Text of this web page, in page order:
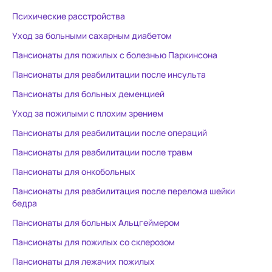
всегда ответят, всегда помнят
все и про всех. В самом
Приветливый и вежливый
персонал. О своих подопечных
сотрудники данного пансионата
нас ни разу не возникло ни тени
сомнения ,что мы сделали
неверный выбор. Мы искренне
пансионата и его руководителю
за то, что мы точно можем не
беспокоиться за нашу бабушку,
мы знаем точно что ей там
присмотром, о ней позаботятся.
Спасибо
Психические расстройства
Уход за больными сахарным диабетом
Пансионаты для пожилых с болезнью Паркинсона
Пансионаты для реабилитации после инсульта
Пансионаты для больных деменцией
Уход за пожилыми с плохим зрением
Пансионаты для реабилитации после операций
Пансионаты для реабилитации после травм
Пансионаты для онкобольных
Пансионаты для реабилитация после перелома шейки
бедра
Пансионаты для больных Альцгеймером
Пансионаты для пожилых со склерозом
Пансионаты для лежачих пожилых